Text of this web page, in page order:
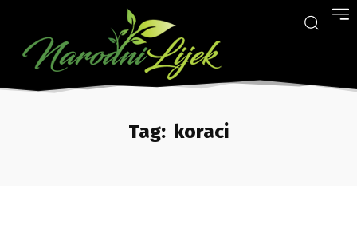
Tag: koraci